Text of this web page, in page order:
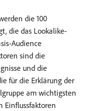
die 100
die das Lookalike-
Audience
sind die
und die
für die Erklärung der
am wichtigsten
Einflussfaktoren